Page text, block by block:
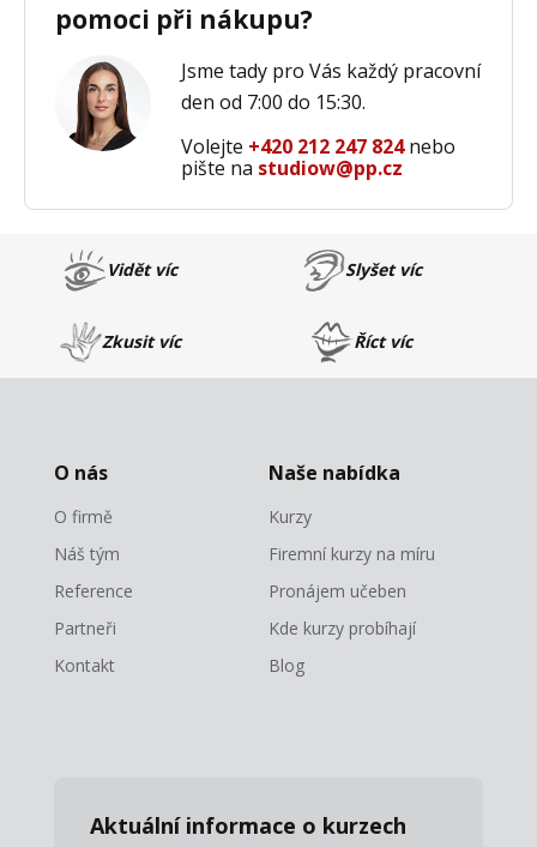
pomoci při nákupu?
Jsme tady pro Vás každý pracovní
den od 7:00 do 15:30.
Volejte +420 212 247 824nebo
pište na studiow@pp.cz
Vidět víc Slyšet víc
Zkusit víc Říct víc
O nás
O firmě
Náš tým
Reference
Partneři
Kontakt
Naše nabídka
Kurzy
Firemní kurzy na míru
Pronájem učeben
Kde kurzy probíhají
Blog
Aktuální informace o kurzech